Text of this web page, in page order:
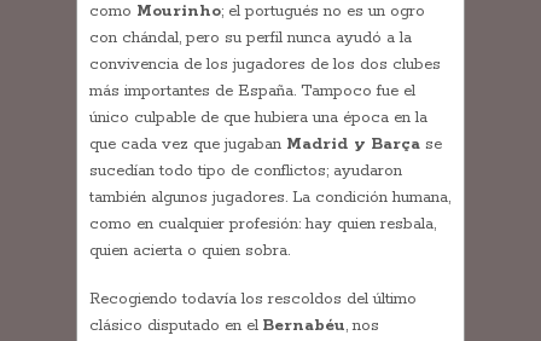
como Mourinho; el portugués no es un ogro
con chándal, pero su perfil nunca ayudó a la
convivencia de los jugadores de los dos clubes
más importantes de España. Tampoco fue el
único culpable de que hubiera una época en la
que cada vez que jugaban Madrid y Barça se
sucedían todo tipo de conflictos; ayudaron
también algunos jugadores. La condición humana,
como en cualquier profesión: hay quien resbala,
quien acierta o quien sobra.
Recogiendo todavía los rescoldos del último
clásico disputado en el Bernabéu, nos